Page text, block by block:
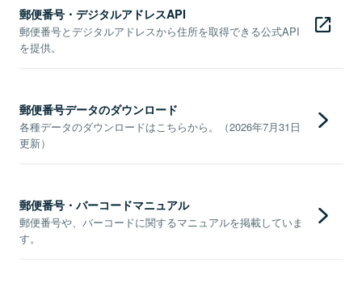
郵便番号・デジタルアドレスAPI
郵便番号とデジタルアドレスから住所を取得できる公式API
を提供。
郵便番号データのダウンロード
各種データのダウンロードはこちらから。（2026年7月31日
更新）
郵便番号・バーコードマニュアル
郵便番号や、バーコードに関するマニュアルを掲載していま
す。